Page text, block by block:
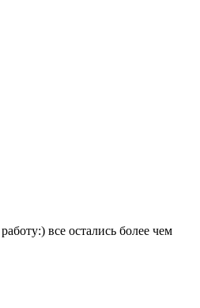
все остались более чем